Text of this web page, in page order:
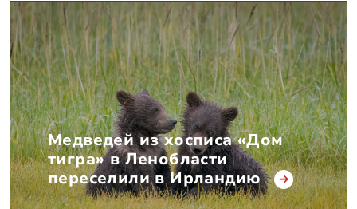
Медведей из хосписа «Дом
тигра» в Ленобласти
переселили в Ирландию